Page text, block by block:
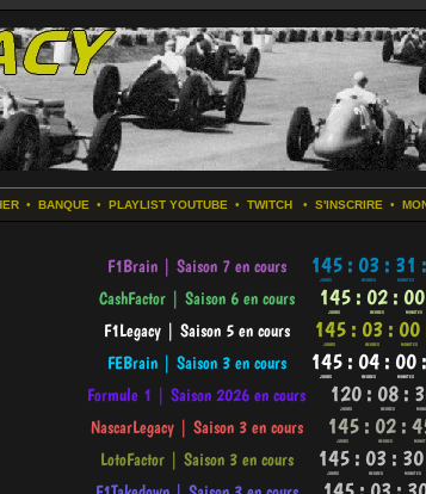
• BANQUE • PLAYLIST YOUTUBE • TWITCH• S'INSCRIRE •